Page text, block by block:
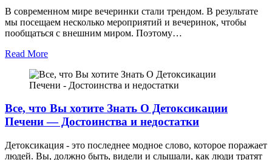
В современном мире вечеринки стали трендом. В результате
мы посещаем несколько мероприятий и вечеринок, чтобы
пообщаться с внешним миром. Поэтому…
Read More
Все, что Вы хотите Знать О Детоксикации
Печени — Достоинства и недостатки
Детоксикация - это последнее модное слово, которое поражает
людей. Вы, должно быть, видели и слышали, как люди тратят